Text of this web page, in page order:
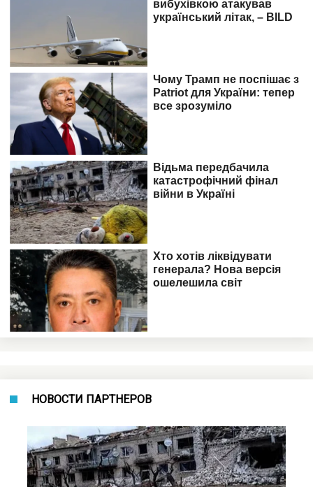
НОВОСТИ ПАРТНЕРОВ